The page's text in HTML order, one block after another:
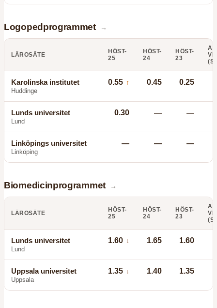
Logopedprogrammet →
LÄROSÄTE
HÖST-
25
HÖST-
24
HÖST-
23
Karolinska institutet
Huddinge
0.55 ↑ 0.45 0.25
Lunds universitet
Lund
0.30 — —
Linköpings universitet
Linköping
— — —
Biomedicinprogrammet →
LÄROSÄTE
HÖST-
25
HÖST-
24
HÖST-
23
Lunds universitet
Lund
1.60 ↓ 1.65 1.60
Uppsala universitet
Uppsala
1.35 ↓ 1.40 1.35